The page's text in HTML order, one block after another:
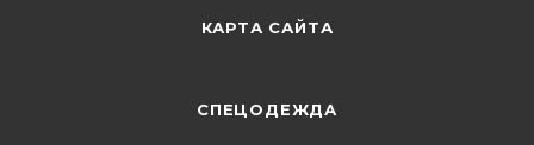
КАРТА САЙТА
СПЕЦОДЕЖДА